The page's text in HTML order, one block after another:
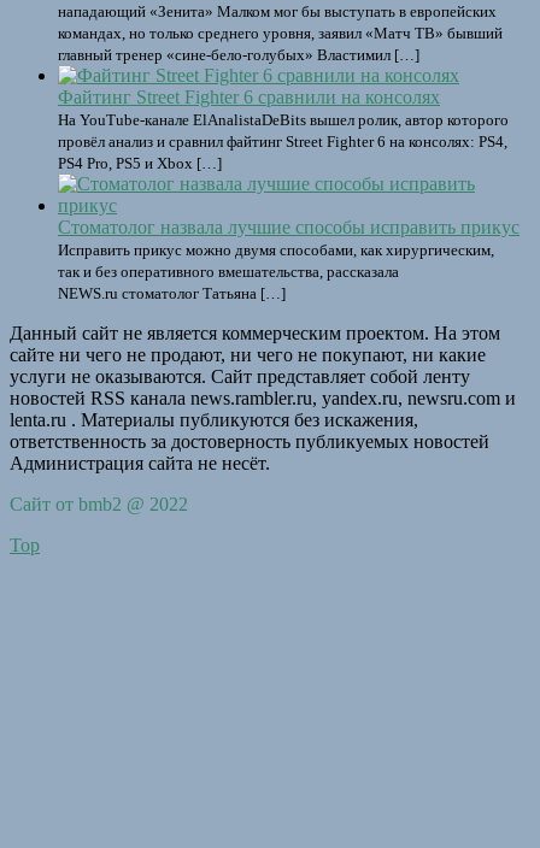
нападающий «Зенита» Малком мог бы выступать в европейских
командах, но только среднего уровня, заявил «Матч ТВ» бывший
главный тренер «сине‑бело‑голубых» Властимил […]
Файтинг Street Fighter 6 сравнили на консолях
На YouTube-канале ElAnalistaDeBits вышел ролик, автор которого
провёл анализ и сравнил файтинг Street Fighter 6 на консолях: PS4,
PS4 Pro, PS5 и Xbox […]
Стоматолог назвала лучшие способы исправить прикус
Исправить прикус можно двумя способами, как хирургическим,
так и без оперативного вмешательства, рассказала
NEWS.ru стоматолог Татьяна […]
Данный сайт не является коммерческим проектом. На этом
сайте ни чего не продают, ни чего не покупают, ни какие
услуги не оказываются. Сайт представляет собой ленту
новостей RSS канала news.rambler.ru, yandex.ru, newsru.com и
lenta.ru . Материалы публикуются без искажения,
ответственность за достоверность публикуемых новостей
Администрация сайта не несёт.
Сайт от bmb2 @ 2022
Top